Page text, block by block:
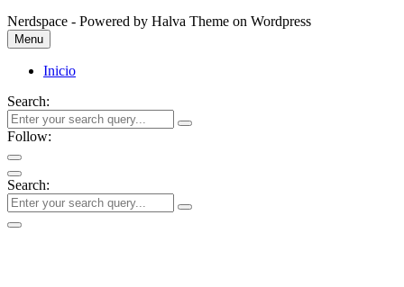
Nerdspace - Powered by Halva Theme on Wordpress
Menu
Inicio
Search:
Follow:
Search: